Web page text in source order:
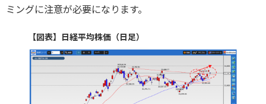
ミングに注意が必要になります。
【図表】日経平均株価（日足）